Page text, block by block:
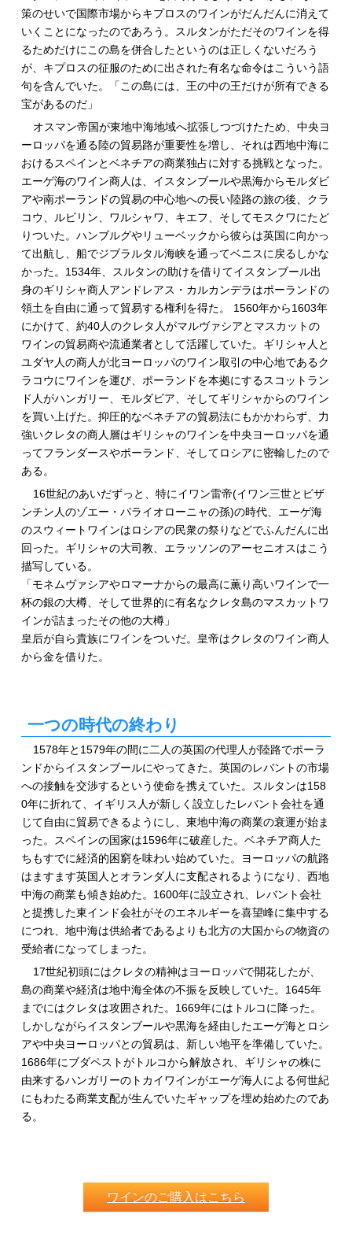
策のせいで国際市場からキプロスのワインがだんだんに消えて
いくことになったのであろう。スルタンがただそのワインを得
るためだけにこの島を併合したというのは正しくないだろう
が、キプロスの征服のために出された有名な命令はこういう語
句を含んでいた。「この島には、王の中の王だけが所有できる
宝があるのだ」
オスマン帝国が東地中海地域へ拡張しつづけたため、中央ヨ
ーロッパを通る陸の貿易路が重要性を増し、それは西地中海に
おけるスペインとベネチアの商業独占に対する挑戦となった。
エーゲ海のワイン商人は、イスタンブールや黒海からモルダビ
アや南ポーランドの貿易の中心地への長い陸路の旅の後、クラ
コウ、ルビリン、ワルシャワ、キエフ、そしてモスクワにたど
りついた。ハンブルグやリューベックから彼らは英国に向かっ
て出航し、船でジブラルタル海峡を通ってベニスに戻るしかな
かった。1534年、スルタンの助けを借りてイスタンブール出
身のギリシャ商人アンドレアス・カルカンデラはポーランドの
領土を自由に通って貿易する権利を得た。 1560年から1603年
にかけて、約40人のクレタ人がマルヴァシアとマスカットの
ワインの貿易商や流通業者として活躍していた。ギリシャ人と
ユダヤ人の商人が北ヨーロッパのワイン取引の中心地であるク
ラコウにワインを運び、ポーランドを本拠にするスコットラン
ド人がハンガリー、モルダビア、そしてギリシャからのワイン
を買い上げた。抑圧的なベネチアの貿易法にもかかわらず、力
強いクレタの商人層はギリシャのワインを中央ヨーロッパを通
ってフランダースやポーランド、そしてロシアに密輸したので
ある。
16世紀のあいだずっと、特にイワン雷帝(イワン三世とビザ
ンチン人のゾエー・パライオローニャの孫)の時代、エーゲ海
のスウィートワインはロシアの民衆の祭りなどでふんだんに出
回った。ギリシャの大司教、エラッソンのアーセニオスはこう
描写している。
「モネムヴァシアやロマーナからの最高に薫り高いワインで一
杯の銀の大樽、そして世界的に有名なクレタ島のマスカットワ
インが詰まったその他の大樽」
皇后が自ら貴族にワインをついだ。皇帝はクレタのワイン商人
から金を借りた。
一つの時代の終わり
1578年と1579年の間に二人の英国の代理人が陸路でポーラ
ンドからイスタンブールにやってきた。英国のレバントの市場
への接触を交渉するという使命を携えていた。スルタンは158
0年に折れて、イギリス人が新しく設立したレバント会社を通
じて自由に貿易できるようにし、東地中海の商業の衰運が始ま
った。スペインの国家は1596年に破産した。ベネチア商人た
ちもすでに経済的困窮を味わい始めていた。ヨーロッパの航路
はますます英国人とオランダ人に支配されるようになり、西地
中海の商業も傾き始めた。1600年に設立され、レバント会社
と提携した東インド会社がそのエネルギーを喜望峰に集中する
につれ、地中海は供給者であるよりも北方の大国からの物資の
受給者になってしまった。
17世紀初頭にはクレタの精神はヨーロッパで開花したが、
島の商業や経済は地中海全体の不振を反映していた。1645年
までにはクレタは攻囲された。1669年にはトルコに降った。
しかしながらイスタンブールや黒海を経由したエーゲ海とロシ
アや中央ヨーロッパとの貿易は、新しい地平を準備していた。
1686年にブダペストがトルコから解放され、ギリシャの株に
由来するハンガリーのトカイワインがエーゲ海人による何世紀
にもわたる商業支配が生んでいたギャップを埋め始めたのであ
る。
ワインのご購入はこちら